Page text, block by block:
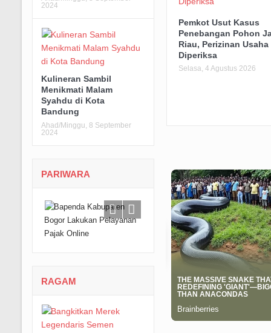
Pemkot Usut Kasus
Penebangan Pohon
Riau, Perizinan
Diperiksa
Selasa, 4 Agustus 2026
2024
Kulineran Sambil
Menikmati Malam
Syahdu di Kota
Bandung
Ahad/Minggu, 8 September
2024
PARIWARA
RAGAM